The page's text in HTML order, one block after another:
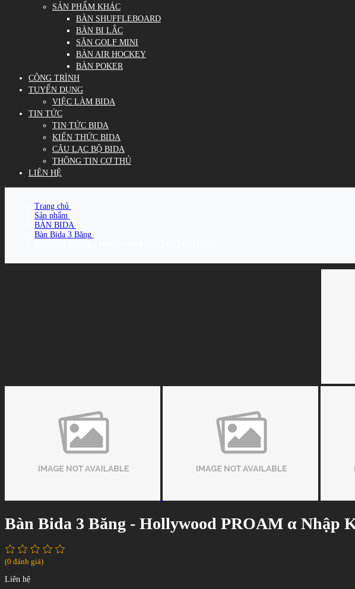
SẢN PHẨM KHÁC
BÀN SHUFFLEBOARD
BÀN BI LẮC
SÂN GOLF MINI
BÀN AIR HOCKEY
BÀN POKER
CÔNG TRÌNH
TUYỂN DỤNG
VIỆC LÀM BIDA
TIN TỨC
TIN TỨC BIDA
KIẾN THỨC BIDA
CÂU LẠC BỘ BIDA
THÔNG TIN CƠ THỦ
LIÊN HỆ
Trang chủ
Sản phẩm
BÀN BIDA
Bàn Bida 3 Băng
Bàn Bida 3 Băng - Hollywood PROAM α Nhập
(0 đánh giá)
Liên hệ